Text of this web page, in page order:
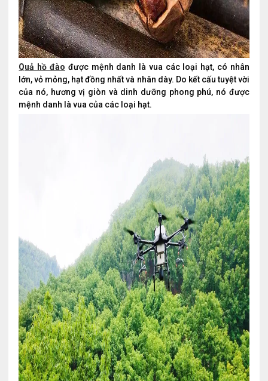
Quả hồ đào được mệnh danh là vua các loại hạt, có nhân
lớn, vỏ mỏng, hạt đồng nhất và nhân dày. Do kết cấu tuyệt vời
của nó, hương vị giòn và dinh dưỡng phong phú, nó được
mệnh danh là vua của các loại hạt.